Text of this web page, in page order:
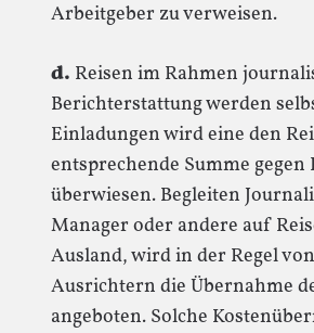
Arbeitgeber zu verweisen.
d. Reisen im Rahmen
Berichterstattung werden
Einladungen wird eine den
entsprechende Summe gegen
überwiesen. Begleiten
Manager oder andere auf
Ausland, wird in der Regel
Ausrichtern die Übernahme
angeboten. Solche